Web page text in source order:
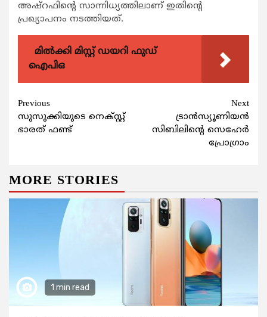
അഷ്റഫിന്‍റെ സാന്നിധ്യത്തിലാണ് ഇതിന്‍റെ
പ്രഖ്യാപനം നടത്തിയത്.
മിൽക്കി മിസ്റ്റ് ഡയറി ഫുഡ്
ഐപിഒ
Continue
Reading
Previous
സുസുക്കിയുടെ നെക്സ്റ്റ്
ഭാരത് ഫണ്ട്
Next
ട്രാന്‍സ്യൂണിയന്‍
സിബിലിന്‍റെ സെഹേര്‍
പ്രോഗ്രാം
MORE STORIES
1 min read